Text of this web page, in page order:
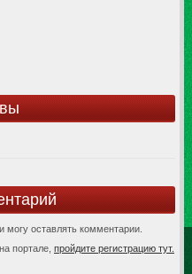
могу оставлять комментарии.
портале, пройдите регистрацию тут.